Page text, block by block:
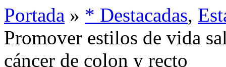
Portada » * Destacadas,
Promover estilos de vida
cáncer de colon y recto